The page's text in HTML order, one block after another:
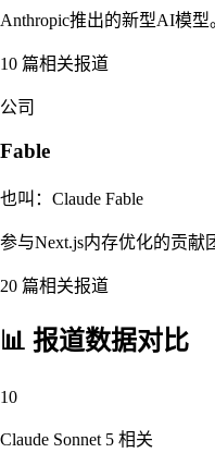
Anthropic推出的新型AI模型
10 篇相关报道
公司
Fable
也叫： Claude Fable
参与Next.js内存优化的贡献
20 篇相关报道
📊 报道数据对比
10
Claude Sonnet 5 相关